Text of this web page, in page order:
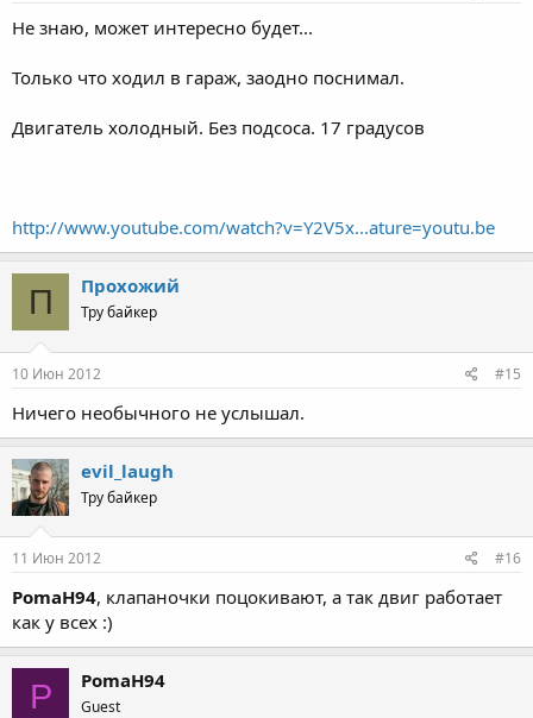
Не знаю, может интересно будет...
Только что ходил в гараж, заодно поснимал.
Двигатель холодный. Без подсоса. 17 градусов
http://www.youtube.com/watch?v=Y2V5x...ature=youtu.be
П Прохожий
Тру байкер
10 Июн 2012 #15
Ничего необычного не услышал.
evil_laugh
Тру байкер
11 Июн 2012 #16
PomaH94, клапаночки поцокивают, а так двиг работает
как у всех :)
P PomaH94
Guest